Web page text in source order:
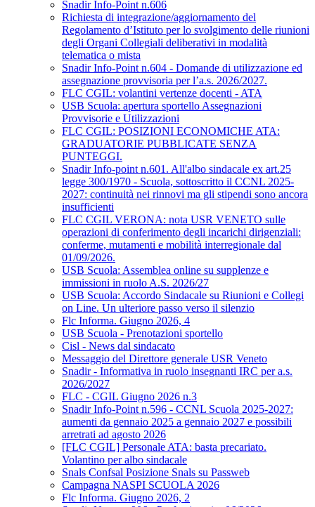
Snadir Info-Point n.606
Richiesta di integrazione/aggiornamento del
Regolamento d’Istituto per lo svolgimento delle riunioni
degli Organi Collegiali deliberativi in modalità
telematica o mista
Snadir Info-Point n.604 - Domande di utilizzazione ed
assegnazione provvisoria per l’a.s. 2026/2027.
FLC CGIL: volantini vertenze docenti - ATA
USB Scuola: apertura sportello Assegnazioni
Provvisorie e Utilizzazioni
FLC CGIL: POSIZIONI ECONOMICHE ATA:
GRADUATORIE PUBBLICATE SENZA
PUNTEGGI.
Snadir Info-point n.601. All'albo sindacale ex art.25
legge 300/1970 - Scuola, sottoscritto il CCNL 2025-
2027: continuità nei rinnovi ma gli stipendi sono ancora
insufficienti
FLC CGIL VERONA: nota USR VENETO sulle
operazioni di conferimento degli incarichi dirigenziali:
conferme, mutamenti e mobilità interregionale dal
01/09/2026.
USB Scuola: Assemblea online su supplenze e
immissioni in ruolo A.S. 2026/27
USB Scuola: Accordo Sindacale su Riunioni e Collegi
on Line. Un ulteriore passo verso il silenzio
Flc Informa. Giugno 2026, 4
USB Scuola - Prenotazioni sportello
Cisl - News dal sindacato
Messaggio del Direttore generale USR Veneto
Snadir - Informativa in ruolo insegnanti IRC per a.s.
2026/2027
FLC - CGIL Giugno 2026 n.3
Snadir Info-Point n.596 - CCNL Scuola 2025-2027:
aumenti da gennaio 2025 a gennaio 2027 e possibili
arretrati ad agosto 2026
[FLC CGIL] Personale ATA: basta precariato.
Volantino per albo sindacale
Snals Confsal Posizione Snals su Passweb
Campagna NASPI SCUOLA 2026
Flc Informa. Giugno 2026, 2